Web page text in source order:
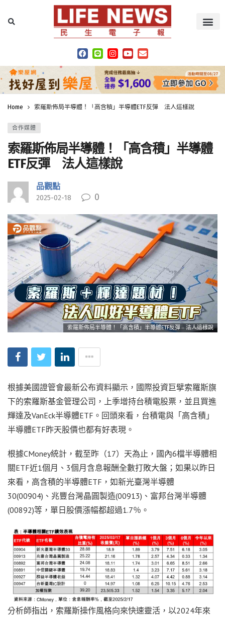
Home 索羅斯佈局半導體！「高含積」半導體ETF反彈 法人這樣說
合作媒體
索羅斯佈局半導體！「高含積」半導體
ETF反彈 法人這樣說
品觀點
2025-02-18 0
索羅斯佈局半導體！「高含積」半導體ETF反彈 法人這樣說
根據美國證管會最新公布資料顯示，國際投資巨擘索羅斯旗
下的索羅斯基金管理公司，上季增持台積電股票，並且買進
輝達及VanEck半導體ETF。回頭來看，台積電與「高含積」
半導體ETF昨天股價也都有好表現。
根據CMoney統計，截至昨（17）天為止，國內6檔半導體相
關ETF近1個月、3個月含息報酬全數打敗大盤；如果以昨日
來看，高含積的半導體ETF，如新光臺灣半導體
30(00904)、兆豐台灣晶圓製造(00913)、富邦台灣半導體
(00892)等，單日股價漲幅都超過1.7％。
分析師指出，索羅斯操作風格向來快速靈活，以2024年來